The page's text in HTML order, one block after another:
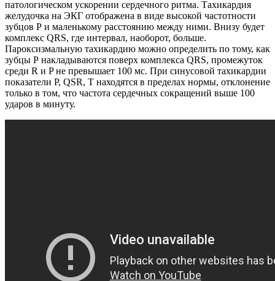
патологическом ускорении сердечного ритма. Тахикардия
желудочка на ЭКГ отображена в виде высокой частотности
зубцов Р и маленькому расстоянию между ними. Внизу будет
комплекс QRS, где интервал, наоборот, больше.
Пароксизмальную тахикардию можно определить по тому, как
зубцы Р накладываются поверх комплекса QRS, промежуток
среди R и P не превышает 100 мс. При синусовой тахикардии
показатели P, QSR, T находятся в пределах нормы, отклонение
только в том, что частота сердечных сокращений выше 100
ударов в минуту.